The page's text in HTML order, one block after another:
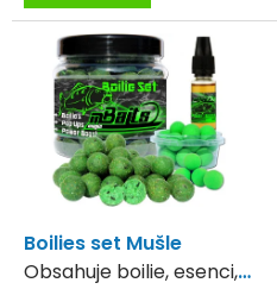
Boilies set Mušle
Obsahuje boilie, esenci,